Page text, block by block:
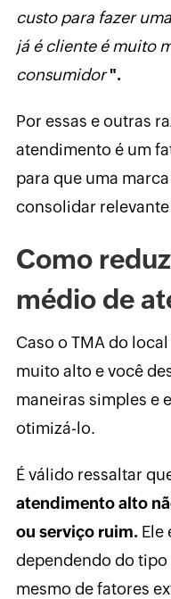
custo para fazer
já é cliente é muito
consumidor".
Por essas e outras
atendimento é um
para que uma
consolidar
Como
médio de
Caso o TMA do
muito alto e você
maneiras simples e
otimizá-lo.
É válido ressaltar
atendimento alto
ou serviço ruim. Ele
dependendo do
mesmo de fatores